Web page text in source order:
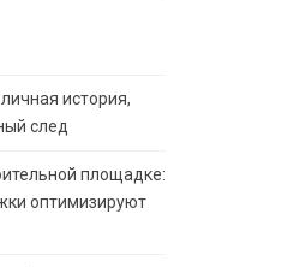
история,
след
площадке:
оптимизируют